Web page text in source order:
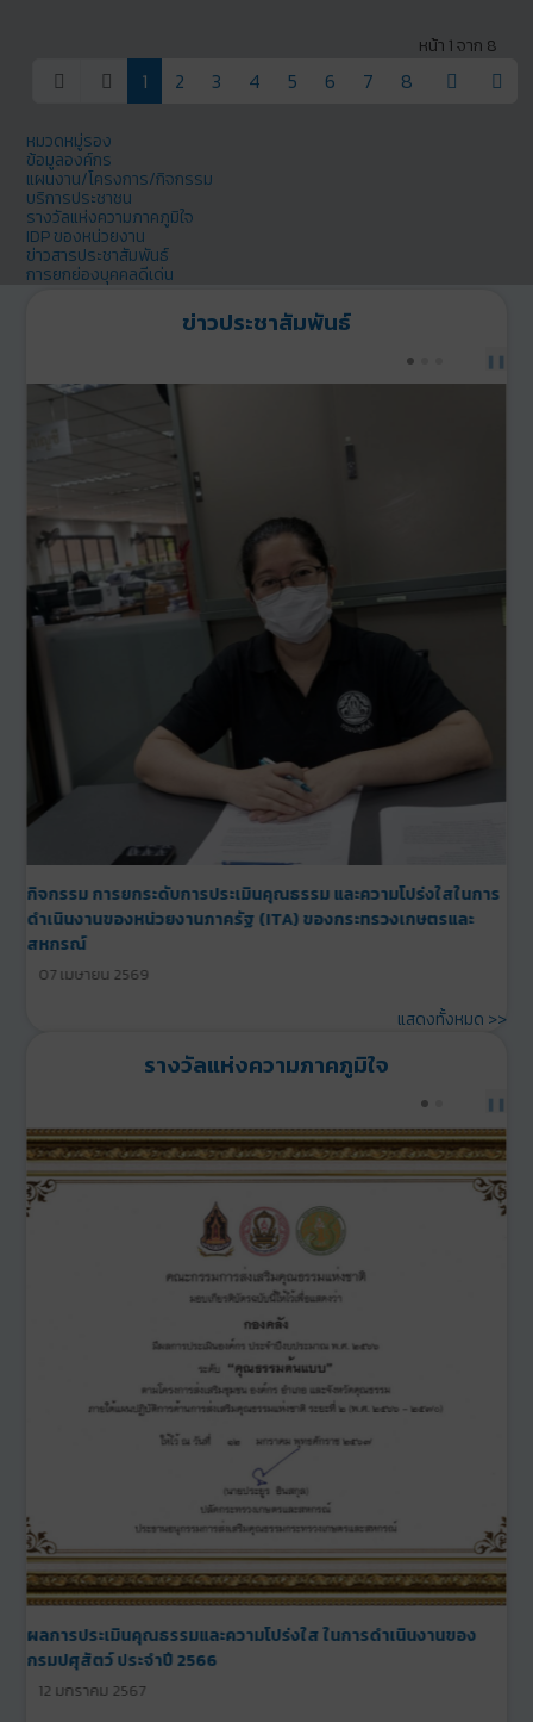
หน้า 1 จาก 8
1 2 3 4 5 6 7 8
หมวดหมู่รอง
ข้อมูลองค์กร
แผนงาน/โครงการ/กิจกรรม
บริการประชาชน
รางวัลแห่งความภาคภูมิใจ
IDP ของหน่วยงาน
ข่าวสารประชาสัมพันธ์
การยกย่องบุคคลดีเด่น
ข่าวประชาสัมพันธ์
PREVNEXT
❚❚
กิจกรรมส่งเสริมและให้ความรู้แนวทางในการป้องกันการทุจริตใน
หน่วยงาน ภายใต้หัวข้อรู้เท่าทันการทุจริตในภาครัฐ
24 มีนาคม 2569
แสดงทั้งหมด >>
รางวัลแห่งความภาคภูมิใจ
PREVNEXT
❚❚
รางวัลหน่วยงานใสสะอาดประจำปี พ.ศ. 2566
12 มกราคม 2566